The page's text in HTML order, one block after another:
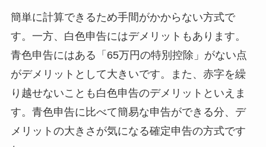
簡単に計算できるため手間がかからない方式で
す。一方、白色申告にはデメリットもあります。
青色申告にはある「65万円の特別控除」がない点
がデメリットとして大きいです。また、赤字を繰
り越せないことも白色申告のデメリットといえま
す。青色申告に比べて簡易な申告ができる分、デ
メリットの大きさが気になる確定申告の方式です